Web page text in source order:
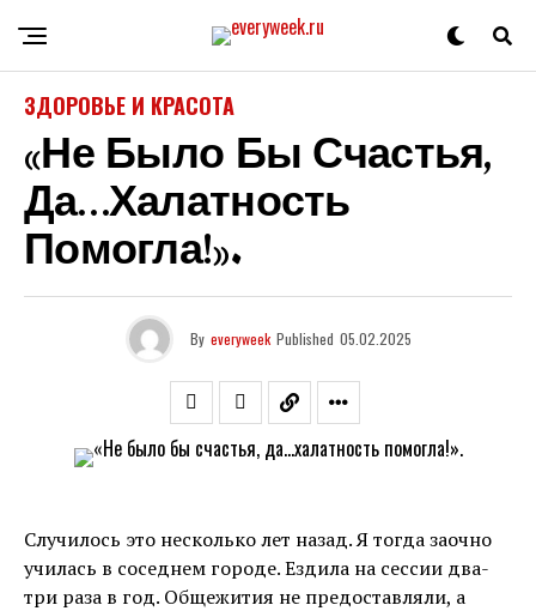
ЗДОРОВЬЕ И КРАСОТА
«Не Было Бы Счастья,
Да…халатность
Помогла!».
By everyweek Published 05.02.2025
Случилось это несколько лет назад. Я тогда заочно
училась в соседнем городе. Ездила на сессии два-
три раза в год. Общежития не предоставляли, а